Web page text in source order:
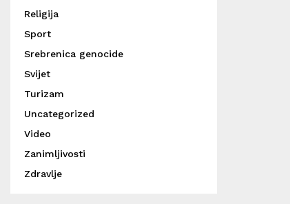
Religija
Sport
Srebrenica genocide
Svijet
Turizam
Uncategorized
Video
Zanimljivosti
Zdravlje